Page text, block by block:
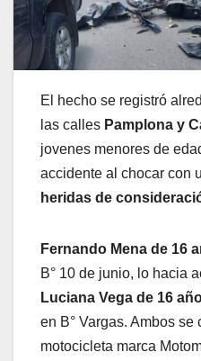
El hecho se registró
las calles Pamplona y
jovenes menores de
accidente al chocar con
heridas de
Fernando Mena de 16
B° 10 de junio, lo hacia
Luciana Vega de 16
en B° Vargas. Ambos se
motocicleta marca